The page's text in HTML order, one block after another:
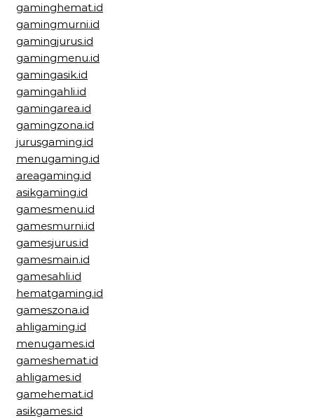
gaminghemat.id
gamingmurni.id
gamingjurus.id
gamingmenu.id
gamingasik.id
gamingahli.id
gamingarea.id
gamingzona.id
jurusgaming.id
menugaming.id
areagaming.id
asikgaming.id
gamesmenu.id
gamesmurni.id
gamesjurus.id
gamesmain.id
gamesahli.id
hematgaming.id
gameszona.id
ahligaming.id
menugames.id
gameshemat.id
ahligames.id
gamehemat.id
asikgames.id